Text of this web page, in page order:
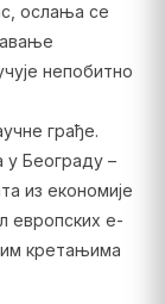
ослања се
непобитно
грађе.
у Београду –
из економије
европских е-
кретањима